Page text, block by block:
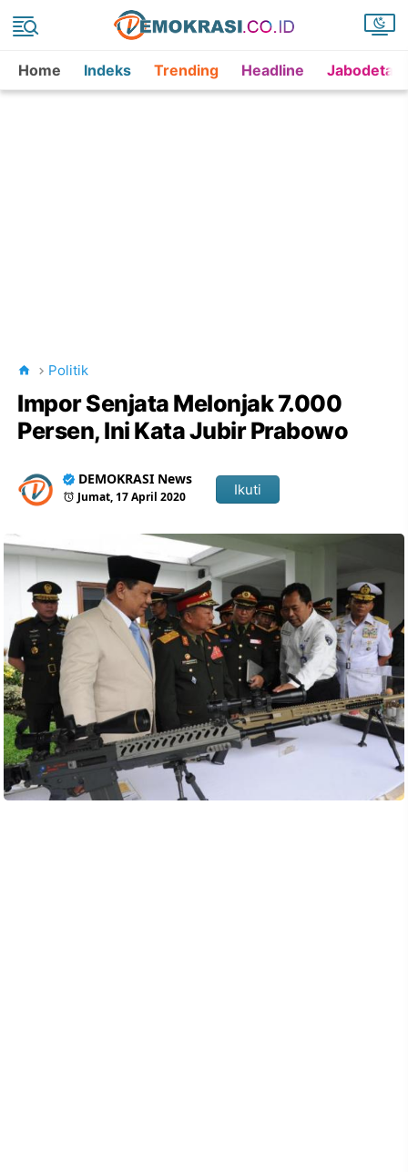
Home Indeks Trending Headline
Politik
Impor Senjata Melonjak 7.000
Persen, Ini Kata Jubir Prabowo
DEMOKRASI News
Jumat, 17 April 2020 Ikuti